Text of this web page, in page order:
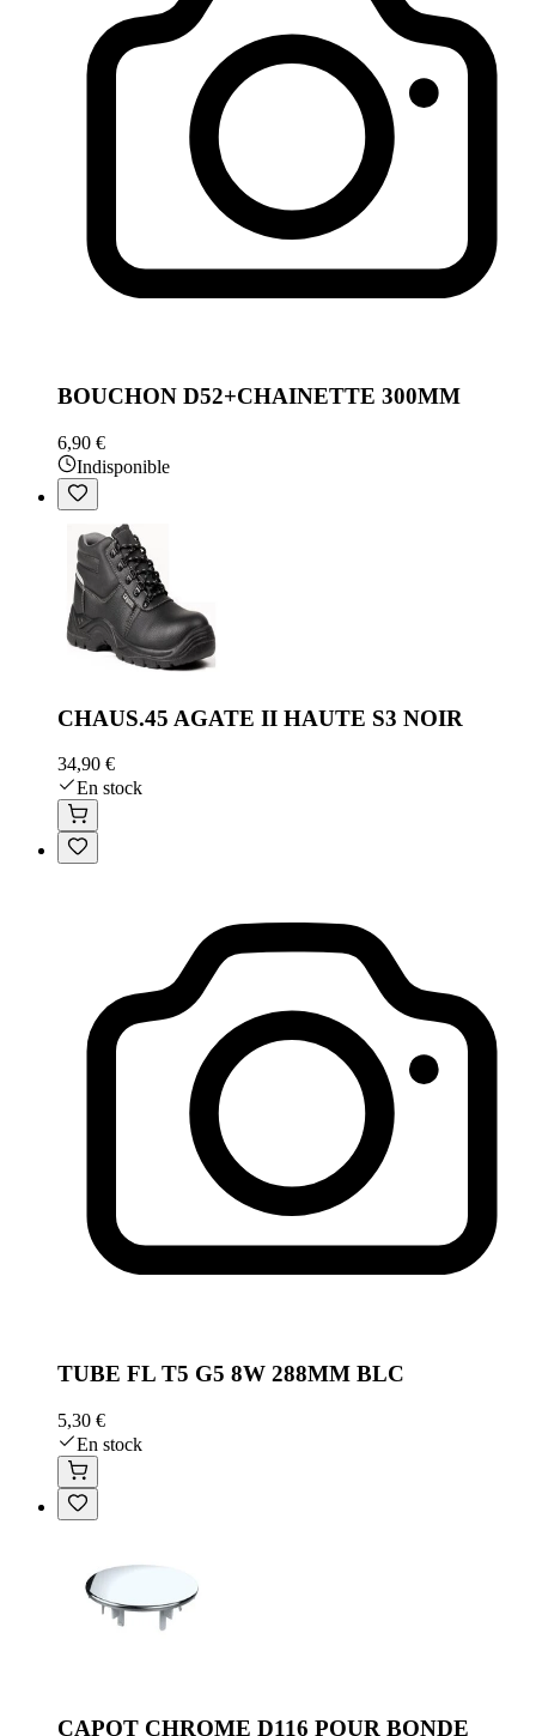
BOUCHON D52+CHAINETTE 300MM
6,90 €
Indisponible
CHAUS.45 AGATE II HAUTE S3 NOIR
34,90 €
En stock
TUBE FL T5 G5 8W 288MM BLC
5,30 €
En stock
CAPOT CHROME D116 POUR BONDE